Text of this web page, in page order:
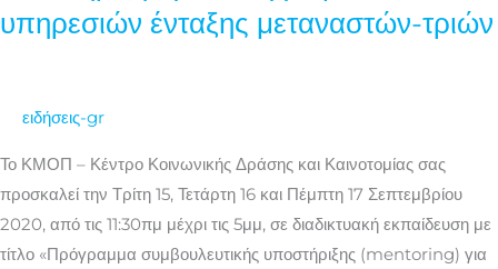
υπηρεσιών ένταξης μεταναστών-τριών
ειδήσεις-gr
Το ΚΜΟΠ – Κέντρο Κοινωνικής Δράσης και Καινοτομίας σας
προσκαλεί την Τρίτη 15, Τετάρτη 16 και Πέμπτη 17 Σεπτεμβρίου
2020, από τις 11:30πμ μέχρι τις 5μμ, σε διαδικτυακή εκπαίδευση με
τίτλο «Πρόγραμμα συμβουλευτικής υποστήριξης (mentoring) για
για
ένταξης